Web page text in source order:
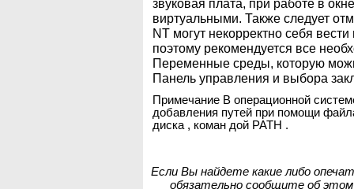
звуковая плата, при работе в
виртуальными. Также следует
NT могут некорректно себя
поэтому рекомендуется все
Переменные среды, которую
Панель управления и выбора
Примечание В операционной
добавления путей при помощи
диска , коман дой PATH .
Если Вы найдете какие либо
обязательно сообщите об